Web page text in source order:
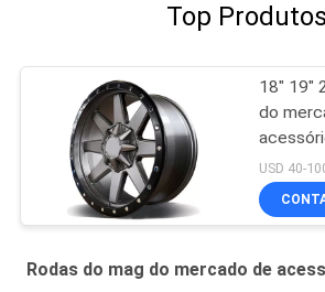
Top Produtos
18" 19"
do
alumínio
USD 40-
Rodas do mag do mercado de